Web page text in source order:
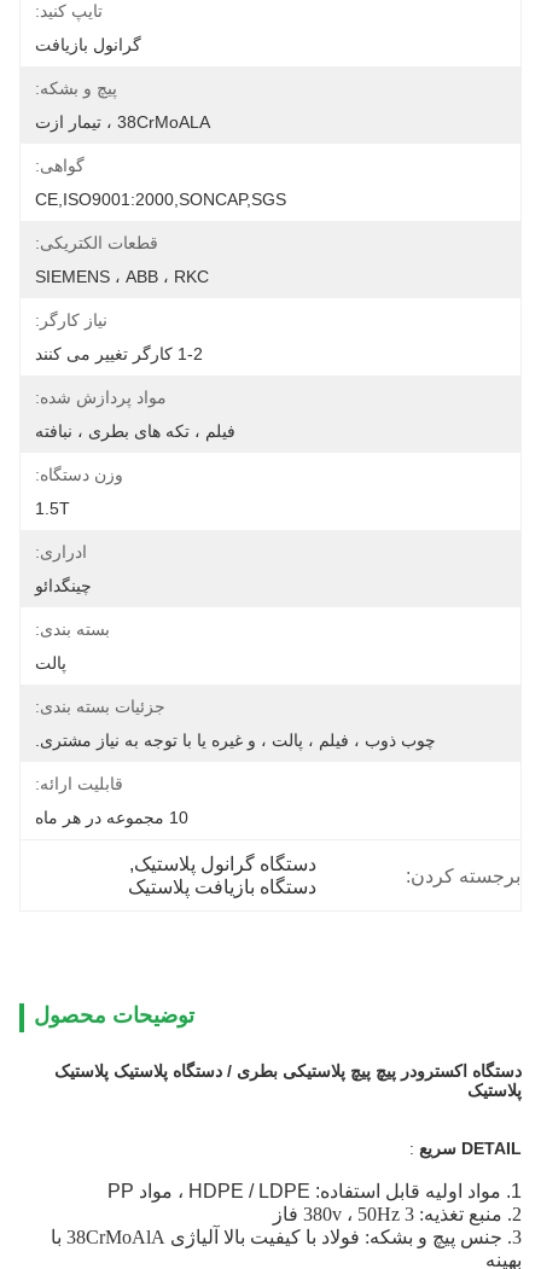
تایپ کنید:
گرانول بازیافت
پیچ و بشکه:
38CrMoALA ، تیمار ازت
گواهی:
CE,ISO9001:2000,SONCAP,SGS
قطعات الکتریکی:
SIEMENS ، ABB ، RKC
نیاز کارگر:
1-2 کارگر تغییر می کنند
مواد پردازش شده:
فیلم ، تکه های بطری ، نبافته
وزن دستگاه:
1.5T
ادراری:
چینگدائو
بسته بندی:
پالت
جزئیات بسته بندی:
چوب ذوب ، فیلم ، پالت ، و غیره یا با توجه به نیاز مشتری.
قابلیت ارائه:
10 مجموعه در هر ماه
برجسته کردن:
دستگاه گرانول پلاستیک,
دستگاه بازیافت پلاستیک
توضیحات محصول
دستگاه اکسترودر پیچ پیچ پلاستیکی بطری / دستگاه پلاستیک پلاستیک
پلاستیک
DETAIL سریع :
1. مواد اولیه قابل استفاده: HDPE / LDPE ، مواد PP
2. منبع تغذیه: 380v ، 50Hz 3 فاز
3. جنس پیچ و بشکه: فولاد با کیفیت بالا آلیاژی 38CrMoAlA با
بهینه